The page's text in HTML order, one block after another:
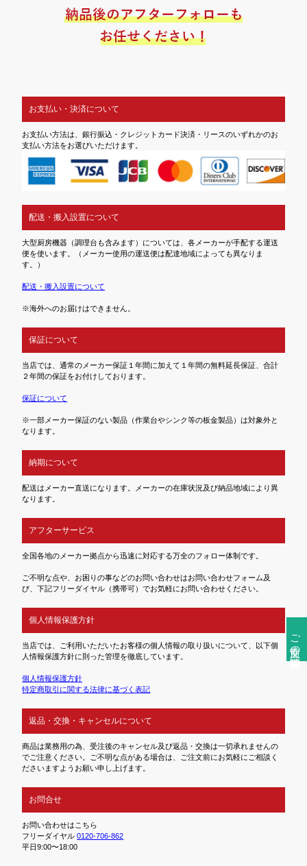
ご注文前の確認事項
お支払い・決済について
お支払い方法は、銀行振込・クレジットカード決済・リースのいずれかのお
支払い方法をお選びいただけます。
配送・搬入設置について
大型厨房機器（調理台も含みます）については、各メーカーが手配する運送
便を使います。（メーカー使用の運送便は配達地域によっても異なりま
す。）
配送・搬入設置について
※海外へのお届けはできません。
保証について
当店では、通常のメーカー保証１年間に加えて１年間の無料延長保証、合計
２年間の保証をお付けしております。
保証について
※一部メーカー保証のない製品（作業台やシンク等の板金製品）は対象外と
なります。
納期について
配送はメーカー直送になります。メーカーの在庫状況及び納品地域により異
なります。
アフターサービス
全国各地のメーカー拠点から迅速に対応する万全のフォロー体制です。
ご不明な点や、お困りの事などのお問い合わせはお問い合わせフォーム及
び、下記フリーダイヤル（携帯可）でお気軽にお問い合わせください。
個人情報保護方針
当店では、ご利用いただいたお客様の個人情報の取り扱いについて、以下個
人情報保護方針に則った管理を徹底しています。
個人情報保護方針
特定商取引に関する法律に基づく表記
返品・交換・キャンセルについて
商品は業務用の為、受注後のキャンセル及び返品・交換は一切承れませんの
でご注意ください。ご不明な点がある場合は、ご注文前にお気軽にご相談く
ださいますようお願い申し上げます。
お問合せ
お問い合わせはこちら
フリーダイヤル0120-706-862
平日9:00〜18:00